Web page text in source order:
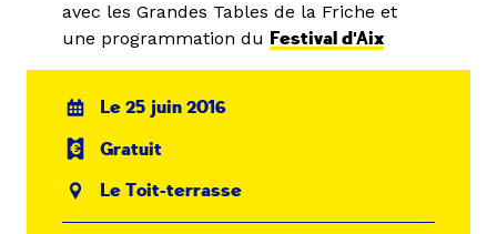
avec les Grandes Tables de la Friche et
une programmation du Festival d'Aix
Le 25 juin 2016
Gratuit
Le Toit-terrasse